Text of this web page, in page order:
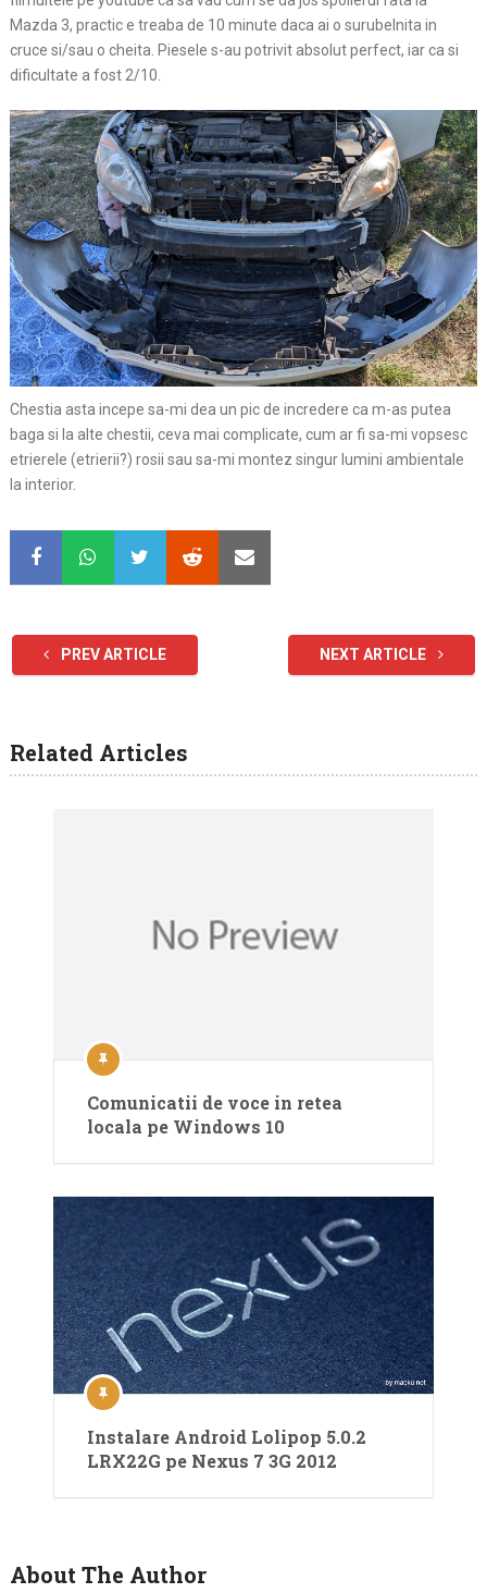
Mazda 3, practic e treaba de 10 minute daca ai o surubelnita in
cruce si/sau o cheita. Piesele s-au potrivit absolut perfect, iar ca si
dificultate a fost 2/10.
Chestia asta incepe sa-mi dea un pic de incredere ca m-as putea
baga si la alte chestii, ceva mai complicate, cum ar fi sa-mi vopsesc
etrierele (etrierii?) rosii sau sa-mi montez singur lumini ambientale
la interior.
PREV ARTICLE NEXT ARTICLE
Related Articles
Comunicatii de voce in retea
locala pe Windows 10
Instalare Android Lolipop 5.0.2
LRX22G pe Nexus 7 3G 2012
About The Author